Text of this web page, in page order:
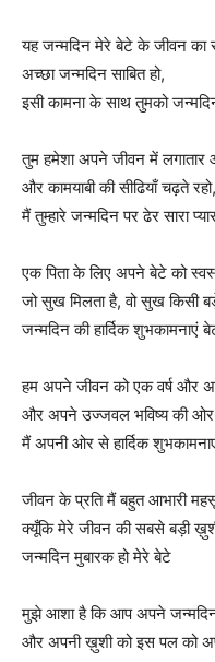
यह जन्मदिन मेरे बेटे के जीवन का
अच्छा जन्मदिन साबित हो,
इसी कामना के साथ तुमको
तुम हमेशा अपने जीवन में लगातार
और कामयाबी की सीढियाँ चढ़ते रहो,
मैं तुम्हारे जन्मदिन पर ढेर सारा
एक पिता के लिए अपने बेटे को
जो सुख मिलता है, वो सुख किसी
जन्मदिन की हार्दिक शुभकामनाएं
हम अपने जीवन को एक वर्ष और
और अपने उज्जवल भविष्य की
मैं अपनी ओर से हार्दिक
जीवन के प्रति मैं बहुत आभारी
क्यूँकि मेरे जीवन की सबसे बड़ी
जन्मदिन मुबारक हो मेरे बेटे
मुझे आशा है कि आप अपने
और अपनी ख़ुशी को इस पल को